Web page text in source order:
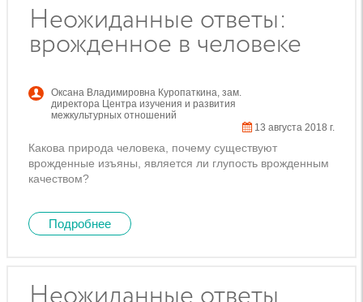
Неожиданные ответы:
врожденное в человеке
Оксана Владимировна Куропаткина, зам.
директора Центра изучения и развития
межкультурных отношений
13 августа 2018 г.
Какова природа человека, почему существуют
врожденные изъяны, является ли глупость врожденным
качеством?
Подробнее